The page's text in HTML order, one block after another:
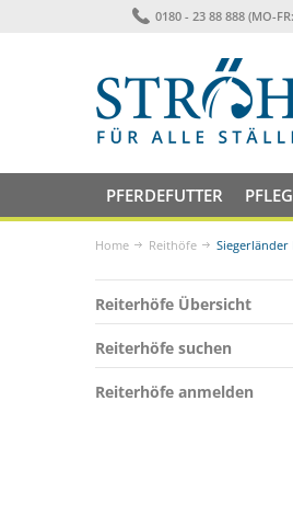
0180 - 23 88 888 (MO-
PFERDEFUTTER
Home Reithöfe
Reiterhöfe Übersicht
Reiterhöfe suchen
Reiterhöfe anmelden